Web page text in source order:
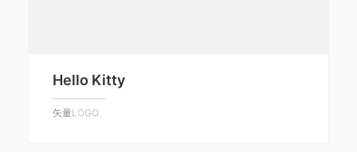
Hello Kitty
矢量LOGO